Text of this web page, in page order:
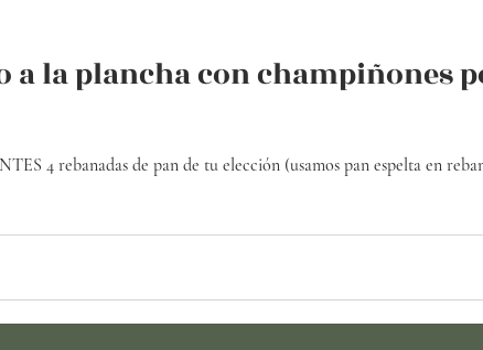
a la plancha con champiñones
4 rebanadas de pan de tu elección (usamos pan espelta en